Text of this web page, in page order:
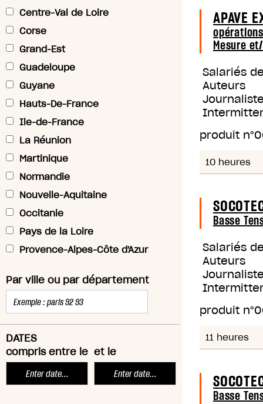
Centre-Val de Loire
Corse
Grand-Est
Guadeloupe
Guyane
Hauts-De-France
Ile-de-France
La Réunion
Martinique
Normandie
Nouvelle-Aquitaine
Occitanie
Pays de la Loire
Provence-Alpes-Côte d'Azur
Par ville ou par département
DATES
compris entre le et le
APAVE
Mesure
Salariés
Auteurs
produit n°
10 heures
Basse
Salariés
Auteurs
produit n°
11 heures
Basse